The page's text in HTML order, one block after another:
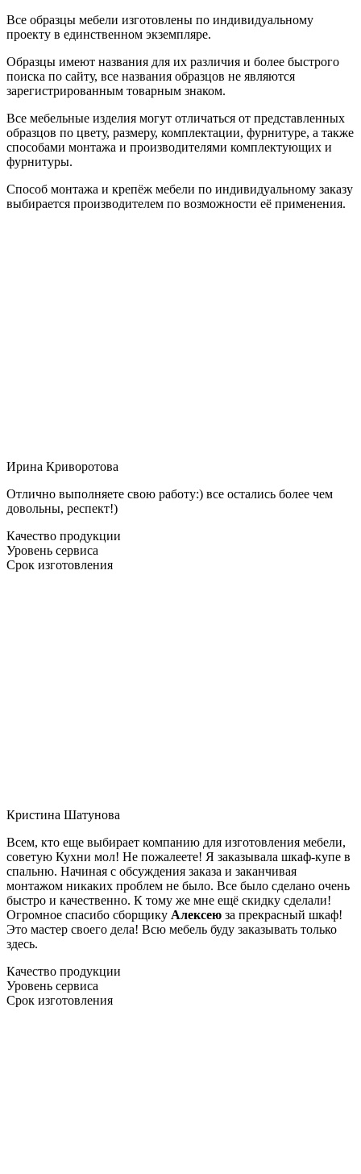
Все образцы мебели изготовлены по индивидуальному
проекту в единственном экземпляре.
Образцы имеют названия для их различия и более быстрого
поиска по сайту, все названия образцов не являются
зарегистрированным товарным знаком.
Все мебельные изделия могут отличаться от представленных
образцов по цвету, размеру, комплектации, фурнитуре, а также
способами монтажа и производителями комплектующих и
фурнитуры.
Способ монтажа и крепёж мебели по индивидуальному заказу
выбирается производителем по возможности её применения.
Ирина Криворотова
Отлично выполняете свою работу:) все остались более чем
довольны, респект!)
Качество продукции
Уровень сервиса
Срок изготовления
Кристина Шатунова
Всем, кто еще выбирает компанию для изготовления мебели,
советую Кухни мол! Не пожалеете! Я заказывала шкаф-купе в
спальню. Начиная с обсуждения заказа и заканчивая
монтажом никаких проблем не было. Все было сделано очень
быстро и качественно. К тому же мне ещё скидку сделали!
Огромное спасибо сборщику Алексею за прекрасный шкаф!
Это мастер своего дела! Всю мебель буду заказывать только
здесь.
Качество продукции
Уровень сервиса
Срок изготовления